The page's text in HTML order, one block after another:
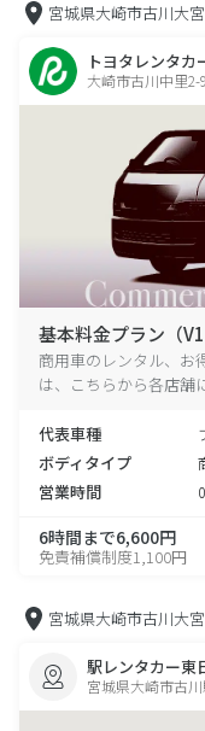
宮城県大崎市古川大
トヨタレンタカ
大崎市古川中里2-
基本料金プラン（V1
商用車のレンタル、お
は、こちらから各店舗
代表車種
ボディタイプ
営業時間
6時間まで6,600円
免責補償制度1,100円
宮城県大崎市古川大
駅レンタカー東
宮城県大崎市古